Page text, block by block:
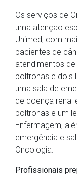
Os serviços de
uma atenção
Unimed, com
pacientes de
atendimentos
poltronas e dois
uma sala de
de doença renal
poltronas e um
Enfermagem,
emergência e
Oncologia.
Profissionais